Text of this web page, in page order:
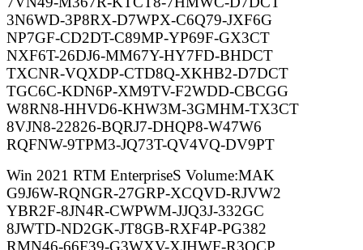
3N6WD-3P8RX-D7WPX-C6Q79-JXF6G
NP7GF-CD2DT-C89MP-YP69F-GX3CT
NXF6T-26DJ6-MM67Y-HY7FD-BHDCT
TXCNR-VQXDP-CTD8Q-XKHB2-D7DCT
TGC6C-KDN6P-XM9TV-F2WDD-CBCGG
W8RN8-HHVD6-KHW3M-3GMHM-TX3CT
8VJN8-22826-BQRJ7-DHQP8-W47W6
RQFNW-9TPM3-JQ73T-QV4VQ-DV9PT
Win 2021 RTM EnterpriseS Volume:MAK
G9J6W-RQNGR-27GRP-XCQVD-RJVW2
YBR2F-8JN4R-CWPWM-JJQ3J-332GC
8JWTD-ND2GK-JT8GB-RXF4P-PG382
RMN46-66F39-G3WXV-XJHWF-R3QCP